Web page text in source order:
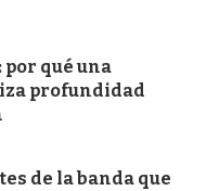
por qué una
profundidad
de la banda que